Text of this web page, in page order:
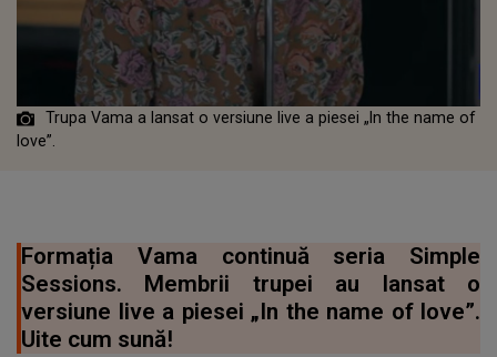
Trupa Vama a lansat o versiune live a piesei „In the name of
love”.
Formația Vama continuă seria Simple
Sessions. Membrii trupei au lansat o
versiune live a piesei „In the name of love”.
Uite cum sună!